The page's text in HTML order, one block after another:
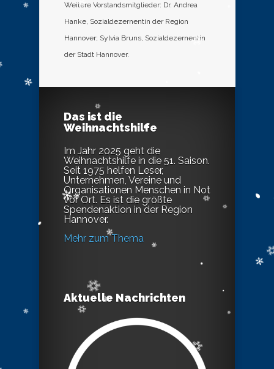
Weitere Vorstandsmitglieder: Dr. Andrea
Hanke, Sozialdezernentin der Region
Hannover; Sylvia Bruns, Sozialdezernentin
der Stadt Hannover.
Das ist die
Weihnachtshilfe
Im Jahr 2025 geht die
Weihnachtshilfe in die 51. Saison.
Seit 1975 helfen Leser,
Unternehmen, Vereine und
Organisationen Menschen in Not
vor Ort. Es ist die größte
Spendenaktion in der Region
Hannover.
Mehr zum Thema
Aktuelle Nachrichten